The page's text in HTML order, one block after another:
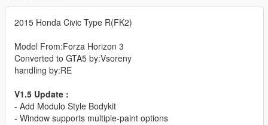
2015 Honda Civic Type R(FK2)
Model From:Forza Horizon 3
Converted to GTA5 by:Vsoreny
handling by:RE
V1.5 Update :
- Add Modulo Style Bodykit
- Window supports multiple-paint options